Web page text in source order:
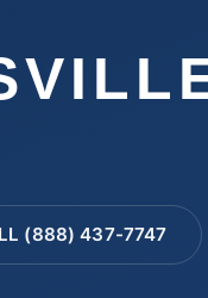
(888) 437-7747